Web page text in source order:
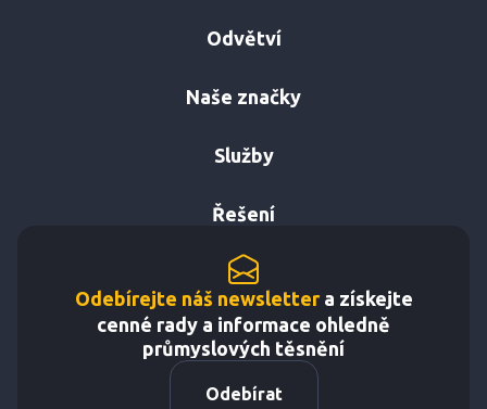
Odvětví
Naše značky
Služby
Řešení
Odebírejte náš newslettera získejte
cenné rady a informace ohledně
průmyslových těsnění
Odebírat